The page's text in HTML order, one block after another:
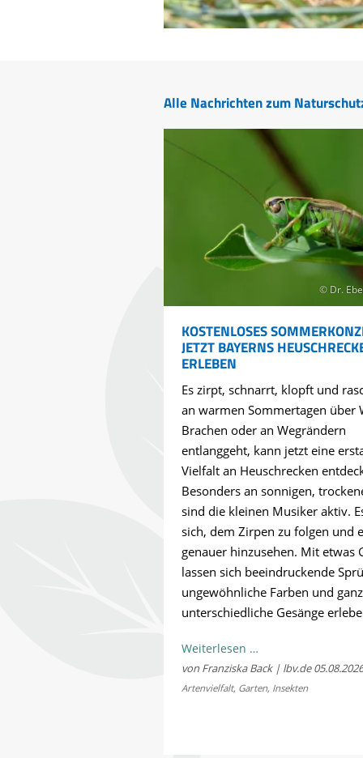
Alle Nachrichten zum
© Dr.
KOSTENLOSES
JETZT BAYERNS
ERLEBEN
Es zirpt, schnarrt, klopft und
an warmen Sommertagen über
Brachen oder an Wegrändern
entlanggeht, kann jetzt eine
Vielfalt an Heuschrecken
Besonders an sonnigen,
sind die kleinen Musiker aktiv.
sich, dem Zirpen zu folgen und
genauer hinzusehen. Mit etwas
lassen sich beeindruckende
ungewöhnliche Farben und ganz
unterschiedliche Gesänge
Weiterlesen …Kostenloses
Sommerkonzert:
Jetzt
von Franziska Back | lbv.de05.08.2026
Artenvielfalt, Garten, Insekten